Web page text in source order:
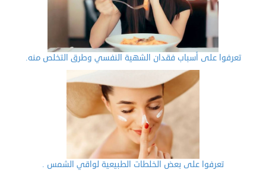
تعرفوا على أسباب فقدان الشهية النفسي وطرق التخلص منه.
تعرفوا على بعض الخلطات الطبيعية لواقي الشمس .